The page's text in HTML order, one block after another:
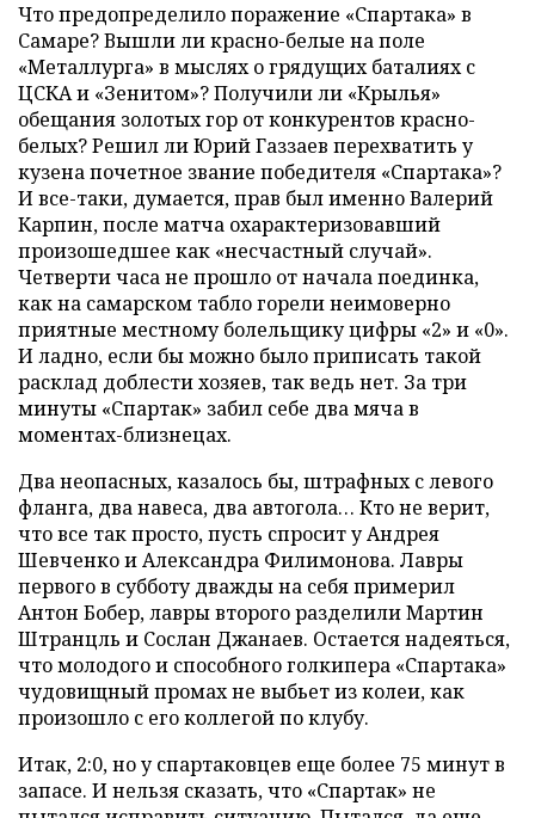
Что предопределило поражение «Спартака» в
Самаре? Вышли ли красно-белые на поле
«Металлурга» в мыслях о грядущих баталиях с
ЦСКА и «Зенитом»? Получили ли «Крылья»
обещания золотых гор от конкурентов красно-
белых? Решил ли Юрий Газзаев перехватить у
кузена почетное звание победителя «Спартака»?
И все-таки, думается, прав был именно Валерий
Карпин, после матча охарактеризовавший
произошедшее как «несчастный случай».
Четверти часа не прошло от начала поединка,
как на самарском табло горели неимоверно
приятные местному болельщику цифры «2» и «0».
И ладно, если бы можно было приписать такой
расклад доблести хозяев, так ведь нет. За три
минуты «Спартак» забил себе два мяча в
моментах-близнецах.
Два неопасных, казалось бы, штрафных с левого
фланга, два навеса, два автогола… Кто не верит,
что все так просто, пусть спросит у Андрея
Шевченко и Александра Филимонова. Лавры
первого в субботу дважды на себя примерил
Антон Бобер, лавры второго разделили Мартин
Штранцль и Сослан Джанаев. Остается надеяться,
что молодого и способного голкипера «Спартака»
чудовищный промах не выбьет из колеи, как
произошло с его коллегой по клубу.
Итак, 2:0, но у спартаковцев еще более 75 минут в
запасе. И нельзя сказать, что «Спартак» не